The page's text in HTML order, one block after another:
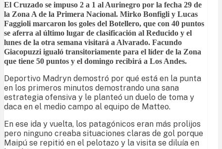
El Cruzado se impuso 2 a 1 al Aurinegro por la fecha 29 de
la Zona A de la Primera Nacional. Mirko Bonfigli y Lucas
Faggioli marcaron los goles del Botellero, que con 40 puntos
se aferra al último lugar de clasificación al Reducido y el
lunes de la otra semana visitará a Alvarado. Facundo
Giacopuzzi igualó transitoriamente para el líder de la Zona
que tiene 50 puntos y el domingo recibirá a Los Andes.
Deportivo Madryn demostró por qué está en la punta
en los primeros minutos demostrando una sana
estrategia ofensiva y le planteó un duelo de toma y
daca en el medio campo al equipo de Matteo.
En ese ida y vuelta, los patagónicos eran más prolijos
pero ninguno creaba situaciones claras de gol porque
Maipú se repitió en el pelotazo y la visita se diluía en